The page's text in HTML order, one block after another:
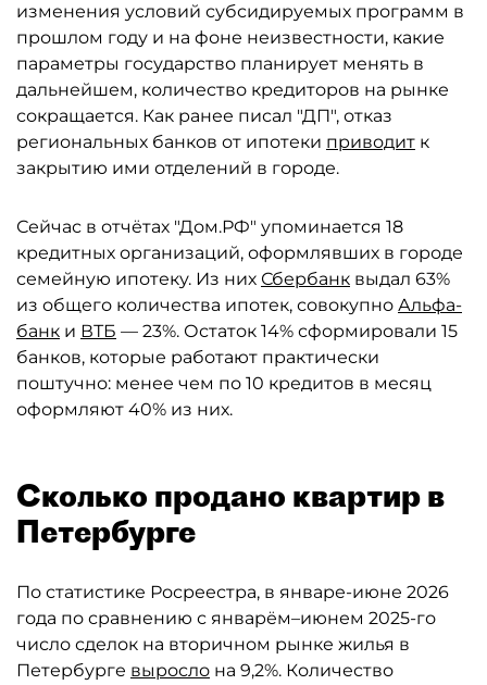
изменения условий субсидируемых программ в
прошлом году и на фоне неизвестности, какие
параметры государство планирует менять в
дальнейшем, количество кредиторов на рынке
сокращается. Как ранее писал "ДП", отказ
региональных банков от ипотеки приводит к
закрытию ими отделений в городе.
Сейчас в отчётах "Дом.РФ" упоминается 18
кредитных организаций, оформлявших в городе
семейную ипотеку. Из них Сбербанк выдал 63%
из общего количества ипотек, совокупно Альфа-
банк и ВТБ — 23%. Остаток 14% сформировали 15
банков, которые работают практически
поштучно: менее чем по 10 кредитов в месяц
оформляют 40% из них.
Сколько продано квартир в
Петербурге
По статистике Росреестра, в январе-июне 2026
года по сравнению с январём–июнем 2025-го
число сделок на вторичном рынке жилья в
Петербурге выросло на 9,2%. Количество